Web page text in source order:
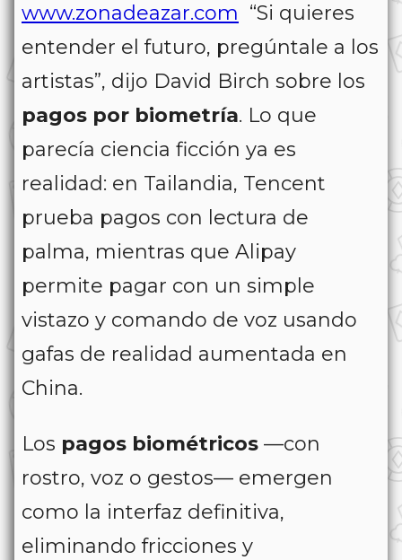
www.zonadeazar.com “Si quieres
entender el futuro, pregúntale a los
artistas”, dijo David Birch sobre los
pagos por biometría. Lo que
parecía ciencia ficción ya es
realidad: en Tailandia, Tencent
prueba pagos con lectura de
palma, mientras que Alipay
permite pagar con un simple
vistazo y comando de voz usando
gafas de realidad aumentada en
China.
Los pagos biométricos —con
rostro, voz o gestos— emergen
como la interfaz definitiva,
eliminando fricciones y